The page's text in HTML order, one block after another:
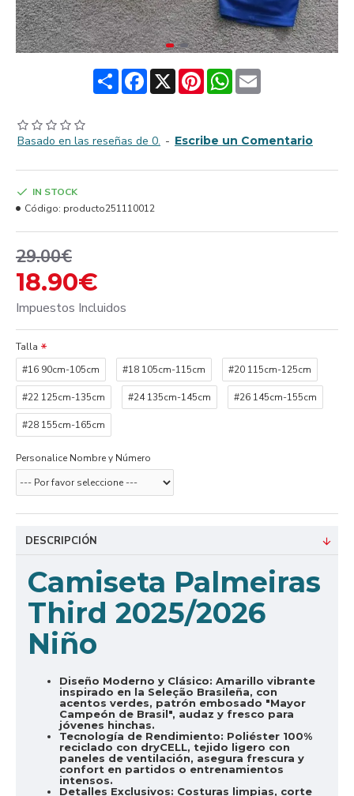
ShareFacebook
X PinterestWhatsApp
Email
Basado en las reseñas de 0. - Escribe un Comentario
18.90€
29.00€
Impuestos Incluidos
IN STOCK
Código: producto251110012
Talla
#16 90cm-105cm
#18 105cm-115cm #20 115cm-125cm
#22 125cm-135cm #24 135cm-145cm #26 145cm-155cm
#28 155cm-165cm
Personalice Nombre y Número
DESCRIPCIÓN
Camiseta Palmeiras
Third 2025/2026
Niño
Diseño Moderno y Clásico: Amarillo vibrante
inspirado en la Seleção Brasileña, con
acentos verdes, patrón embosado "Mayor
Campeón de Brasil", audaz y fresco para
jóvenes hinchas.
Tecnología de Rendimiento: Poliéster 100%
reciclado con dryCELL, tejido ligero con
paneles de ventilación, asegura frescura y
confort en partidos o entrenamientos
intensos.
Detalles Exclusivos: Costuras limpias, corte